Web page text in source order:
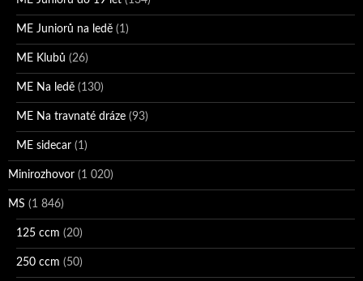
ME Juniorů na ledě (1)
ME Klubů (26)
ME Na ledě (130)
ME Na travnaté dráze (93)
ME sidecar (1)
Minirozhovor (1 020)
MS (1 846)
125 ccm (20)
250 ccm (50)